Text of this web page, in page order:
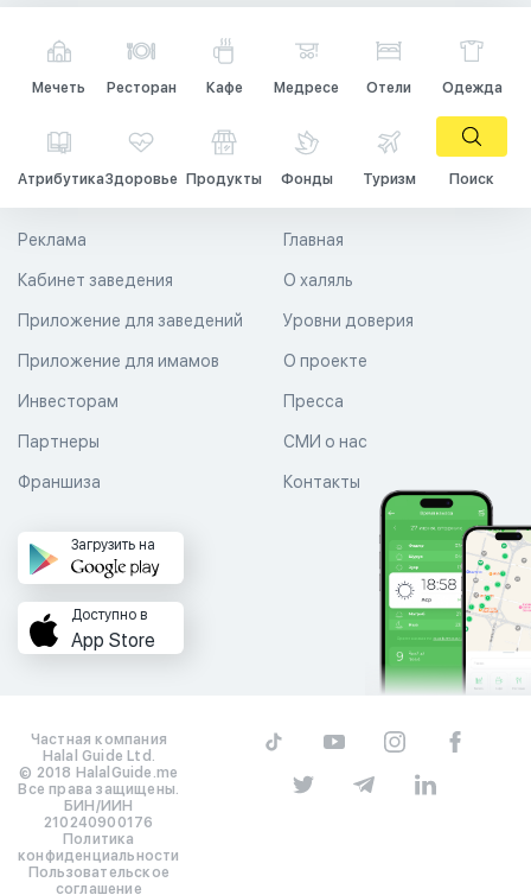
Мечеть Ресторан Кафе Медресе Отели Одежда
АтрибутикаЗдоровье Продукты Фонды Туризм Поиск
Главная
О халяль
Уровни доверия
Реклама
Кабинет заведения
Приложение для заведений
Приложение для имамов О проекте
Пресса
СМИ о нас
Контакты
Инвесторам
Партнеры
Франшиза
Загрузить на
Доступно в
App Store
Частная компания
Halal Guide Ltd.
© 2018 HalalGuide.me
Все права защищены.
БИН/ИИН
210240900176
Политика
конфиденциальности
Пользовательское
соглашение